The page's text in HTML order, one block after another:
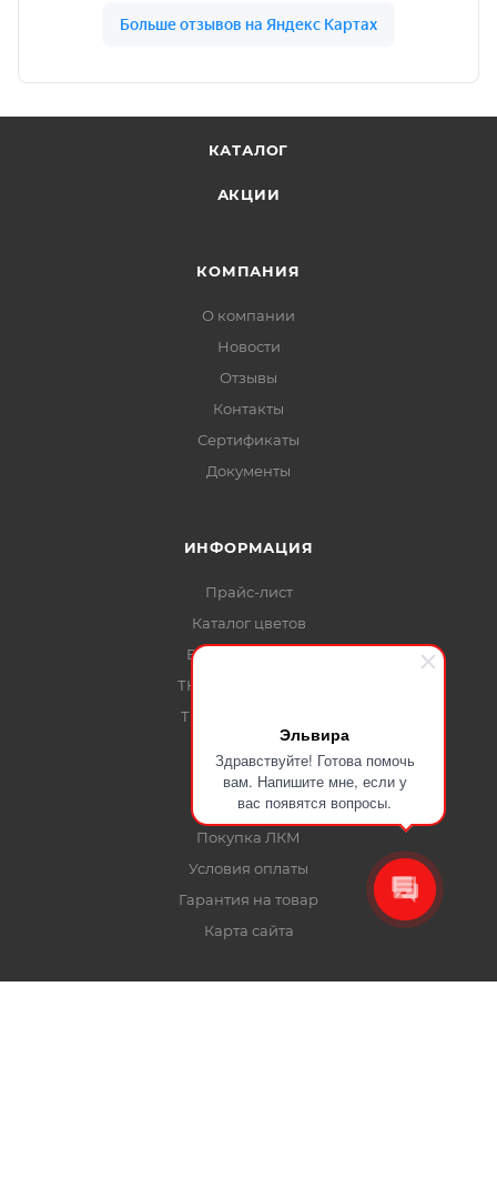
Эльвира
Здравствуйте! Готова помочь
вам. Напишите мне, если у
вас появятся вопросы.
КАТАЛОГ
АКЦИИ
КОМПАНИЯ
О компании
Новости
Отзывы
Контакты
Сертификаты
Документы
ИНФОРМАЦИЯ
Прайс-лист
Каталог цветов
Вопросы-ответы
ТК Деловые Линии
ТК Байкал Сервис
ПОМОЩЬ
Покупка ЛКМ
Условия оплаты
Гарантия на товар
Карта сайта